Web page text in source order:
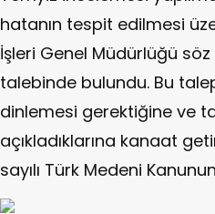
hatanın tespit edilmesi
İşleri Genel Müdürlüğü
talebinde bulundu. Bu
dinlemesi gerektiğine ve
açıkladıklarına kanaat
sayılı Türk Medeni